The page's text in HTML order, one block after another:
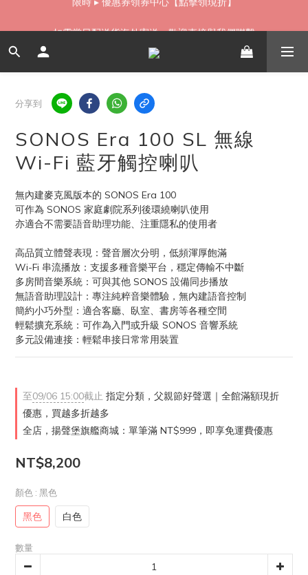
無卡分期 零利率 好輕鬆【立即填表】
如需當日配送貨海外寄送，歡迎直接與我們聯繫
分享到
SONOS Era 100 SL 無線
Wi-Fi 藍牙觸控喇叭
無內建麥克風版本的 SONOS Era 100
可作為 SONOS 家庭劇院系列後環繞喇叭使用
亦適合不需要語音助理功能、注重隱私的使用者
高品質立體聲表現：聲音層次分明，低頻渾厚飽滿
Wi-Fi 串流播放：支援多種音樂平台，穩定傳輸不中斷
多房間音樂系統：可與其他 SONOS 設備同步播放
無語音助理設計：專注純粹音樂體驗，無內建語音控制
簡約小巧外型：適合客廳、臥室、書房等各種空間
輕鬆擴充系統：可作為入門或升級 SONOS 音響系統
多元設備連接：輕鬆串接日常常用裝置
至09/06 15:00截止 指定分類，父親節好聲選｜全館滿額現折
優惠，買越多折越多
全店，揚聲堡旗艦商城：單筆滿 NT$999，即享免運費優惠
NT$8,200
顏色 : 黑色
黑色 白色
數量